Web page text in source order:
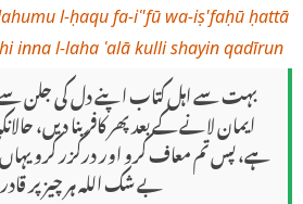
l-ḥaqu fa-iʿ'fū wa-iṣ'faḥū ḥattā
inna l-laha ʿalā kulli shayin qadīrun
بہت سے اہل کتاب اپنے دل کی جلن سے
ایمان لانے کے بعد پھر کافر بنا دیں،
ہے، پس تم معاف کرو اور درگزر کرو یہاں
بے شک اللہ ہر چیز پر